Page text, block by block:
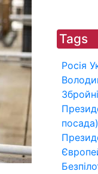
Tags
Росія
посада)